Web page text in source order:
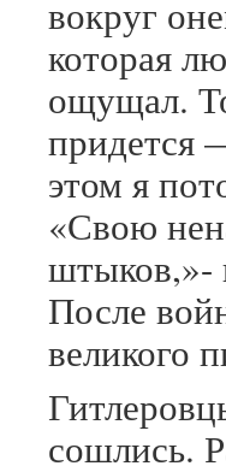
вокруг
которая
ощущал.
придется
этом я
«Свою
штыков,»-
После
великого
сошлись.